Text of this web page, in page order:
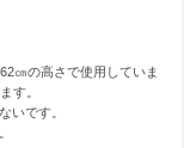
㎝の高さで使用していま
す。
いです。